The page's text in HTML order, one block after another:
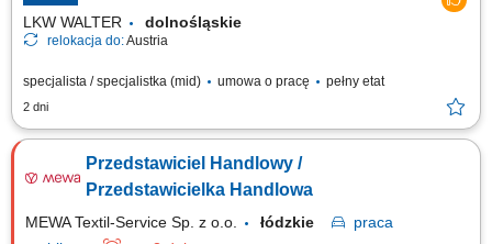
LKW WALTER dolnośląskie
relokacja do:Austria
specjalista / specjalistka (mid) umowa o pracę pełny etat
2 dni
Przedstawiciel Handlowy /
Przedstawicielka Handlowa
MEWA Textil-Service Sp. z o.o. łódzkie
praca